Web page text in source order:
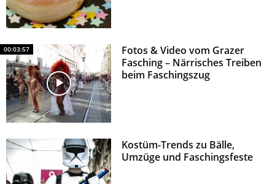
00:03:57
Fotos & Video vom Grazer
Fasching – Närrisches Treiben
beim Faschingszug
Kostüm-Trends zu Bälle,
Umzüge und Faschingsfeste